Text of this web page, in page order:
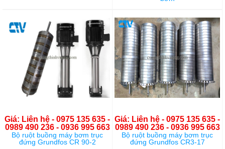
Giá: Liên hệ - 0975 135 635 -
0989 490 236 - 0936 995 663
Bộ ruột buồng máy bơm trục
đứng Grundfos CR 90-2
Giá: Liên hệ - 0975 135 635 -
0989 490 236 - 0936 995 663
Bộ ruột buồng máy bơm trục
đứng Grundfos CR3-17